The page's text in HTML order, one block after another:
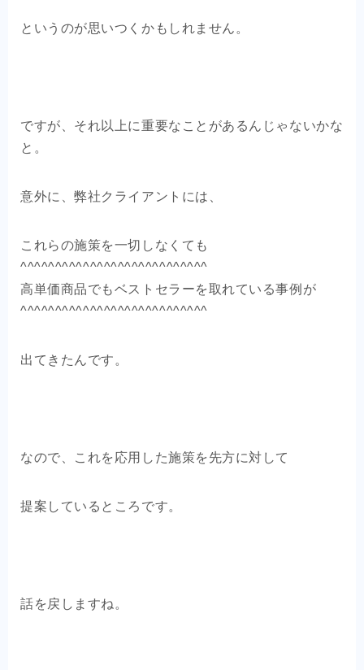
というのが思いつくかもしれません。
ですが、それ以上に重要なことがあるんじゃないかな
と。
意外に、弊社クライアントには、
これらの施策を一切しなくても
^^^^^^^^^^^^^^^^^^^^^^^^^^^
高単価商品でもベストセラーを取れている事例が
^^^^^^^^^^^^^^^^^^^^^^^^^^^
出てきたんです。
なので、これを応用した施策を先方に対して
提案しているところです。
話を戻しますね。